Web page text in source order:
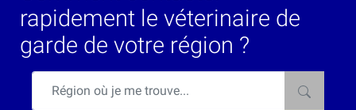
rapidement le véterinaire de
garde de votre région ?